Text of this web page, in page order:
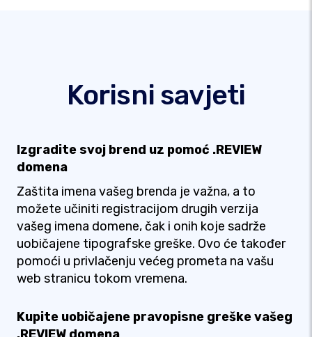
Korisni savjeti
Izgradite svoj brend uz pomoć .REVIEW
domena
Zaštita imena vašeg brenda je važna, a to
možete učiniti registracijom drugih verzija
vašeg imena domene, čak i onih koje sadrže
uobičajene tipografske greške. Ovo će također
pomoći u privlačenju većeg prometa na vašu
web stranicu tokom vremena.
Kupite uobičajene pravopisne greške vašeg